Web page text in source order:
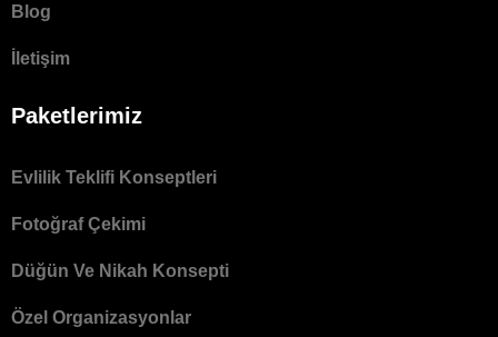
Blog
İletişim
Paketlerimiz
Evlilik Teklifi Konseptleri
Fotoğraf Çekimi
Düğün Ve Nikah Konsepti
Özel Organizasyonlar